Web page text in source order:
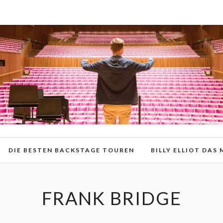
DIE BESTEN BACKSTAGE TOUREN BILLY ELLIOT DAS
FRANK BRIDGE